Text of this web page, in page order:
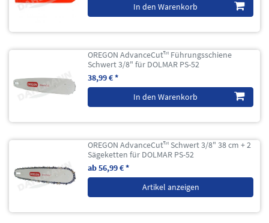
In den Warenkorb
OREGON AdvanceCut™ Führungsschiene
Schwert 3/8" für DOLMAR PS-52
38,99 € *
In den Warenkorb
OREGON AdvanceCut™ Schwert 3/8" 38 cm + 2
Sägeketten für DOLMAR PS-52
ab 56,99 € *
Artikel anzeigen